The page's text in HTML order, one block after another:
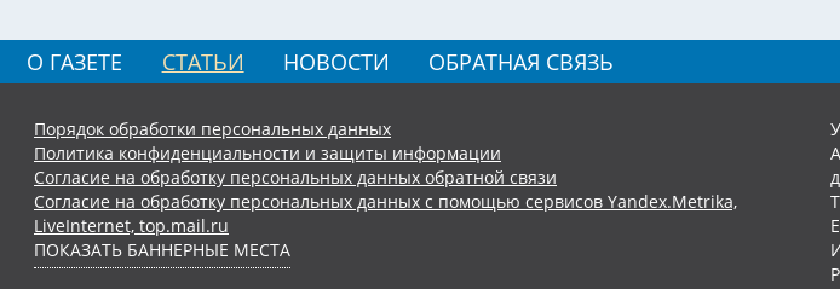
О ГАЗЕТЕ СТАТЬИ НОВОСТИ ОБРАТНАЯ СВЯЗЬ
Порядок обработки персональных данных
Политика конфиденциальности и защиты информации
Согласие на обработку персональных данных обратной связи
Согласие на обработку персональных данных с помощью сервисов Yandex.Metrika,
LiveInternet, top.mail.ru
ПОКАЗАТЬ БАННЕРНЫЕ МЕСТА